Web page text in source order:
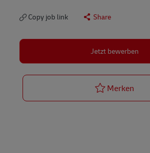
Copy job link Share
Jetzt bewerben
Merken